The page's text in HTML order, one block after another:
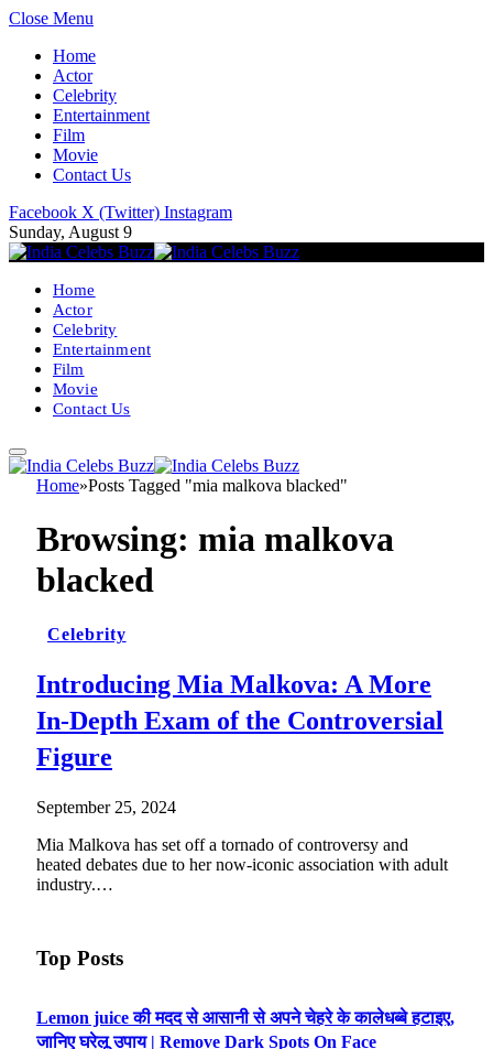
Close Menu
Home
Actor
Celebrity
Entertainment
Film
Movie
Contact Us
Facebook X (Twitter) Instagram
Sunday, August 9
Home
Actor
Celebrity
Entertainment
Film
Movie
Contact Us
Home»Posts Tagged "mia malkova blacked"
Browsing: mia malkova
blacked
Celebrity
Introducing Mia Malkova: A More
In-Depth Exam of the Controversial
Figure
September 25, 2024
Mia Malkova has set off a tornado of controversy and
heated debates due to her now-iconic association with adult
industry.…
Top Posts
Lemon juice की मदद से आसानी से अपने चेहरे के कालेधब्बे हटाइए,
जानिए घरेलू उपाय | Remove Dark Spots On Face